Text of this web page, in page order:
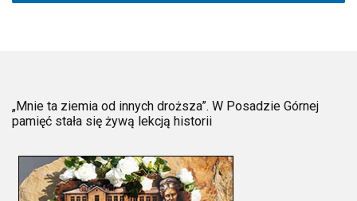
„Mnie ta ziemia od innych droższa”. W Posadzie Górnej
pamięć stała się żywą lekcją historii